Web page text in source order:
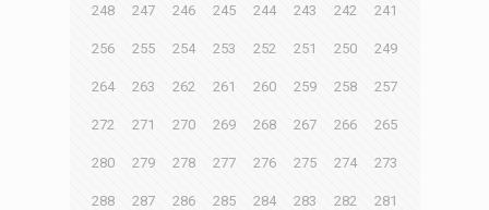
241
242
243
244
245
246
247
248
249
250
251
252
253
254
255
256
257
258
259
260
261
262
263
264
265
266
267
268
269
270
271
272
273
274
275
276
277
278
279
280
281
282
283
284
285
286
287
288